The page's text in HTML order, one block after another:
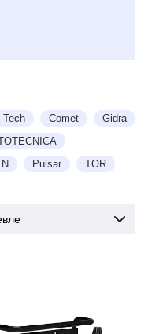
Tech Comet
Gidra
Pulsar TOR